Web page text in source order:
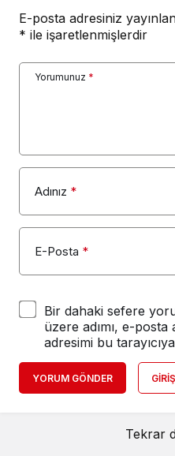
E-posta adresiniz
* ile işaretlenmişlerdir
Yorumunuz *
Adınız *
E-Posta *
Bir dahaki sefere
üzere adımı, e-
adresimi bu
YORUM GÖNDER
Tekrar